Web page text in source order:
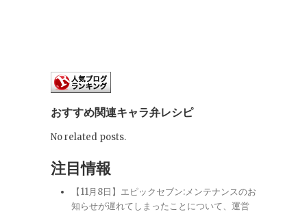
おすすめ関連キャラ弁レシピ
No related posts.
注目情報
【11月8日】エピックセブン:メンテナンスのお
知らせが遅れてしまったことについて、運営